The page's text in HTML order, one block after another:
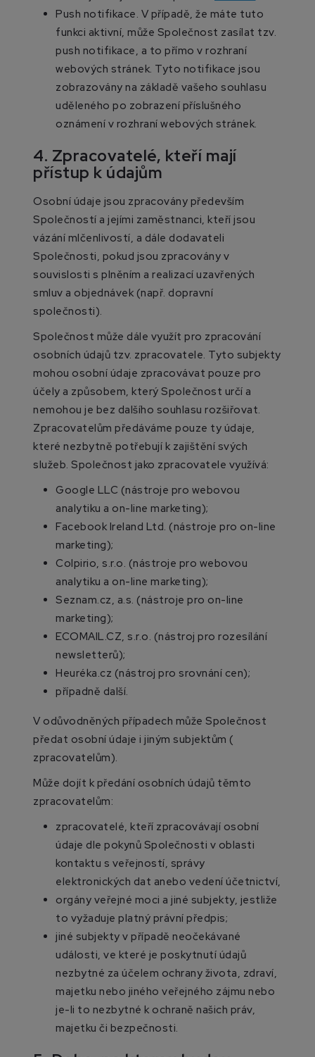
Push notifikace. V případě, že máte tuto
funkci aktivní, může Společnost zasílat tzv.
push notifikace, a to přímo v rozhraní
webových stránek. Tyto notifikace jsou
zobrazovány na základě vašeho souhlasu
uděleného po zobrazení příslušného
oznámení v rozhraní webových stránek.
4. Zpracovatelé, kteří mají
přístup k údajům
Osobní údaje jsou zpracovány především
Společností a jejími zaměstnanci, kteří jsou
vázání mlčenlivostí, a dále dodavateli
Společnosti, pokud jsou zpracovány v
souvislosti s plněním a realizací uzavřených
smluv a objednávek (např. dopravní
společnosti).
Společnost může dále využít pro zpracování
osobních údajů tzv. zpracovatele. Tyto subjekty
mohou osobní údaje zpracovávat pouze pro
účely a způsobem, který Společnost určí a
nemohou je bez dalšího souhlasu rozšiřovat.
Zpracovatelům předáváme pouze ty údaje,
které nezbytně potřebují k zajištění svých
služeb. Společnost jako zpracovatele využívá:
Google LLC (nástroje pro webovou
analytiku a on-line marketing);
Facebook Ireland Ltd. (nástroje pro on-line
marketing);
Colpirio, s.r.o. (nástroje pro webovou
analytiku a on-line marketing);
Seznam.cz, a.s. (nástroje pro on-line
marketing);
ECOMAIL.CZ, s.r.o. (nástroj pro rozesílání
newsletterů);
Heuréka.cz (nástroj pro srovnání cen);
případně další.
V odůvodněných případech může Společnost
předat osobní údaje i jiným subjektům (
zpracovatelům).
Může dojít k předání osobních údajů těmto
zpracovatelům:
zpracovatelé, kteří zpracovávají osobní
údaje dle pokynů Společnosti v oblasti
kontaktu s veřejností, správy
elektronických dat anebo vedení účetnictví,
orgány veřejné moci a jiné subjekty, jestliže
to vyžaduje platný právní předpis;
jiné subjekty v případě neočekávané
události, ve které je poskytnutí údajů
nezbytné za účelem ochrany života, zdraví,
majetku nebo jiného veřejného zájmu nebo
je-li to nezbytné k ochraně našich práv,
majetku či bezpečnosti.